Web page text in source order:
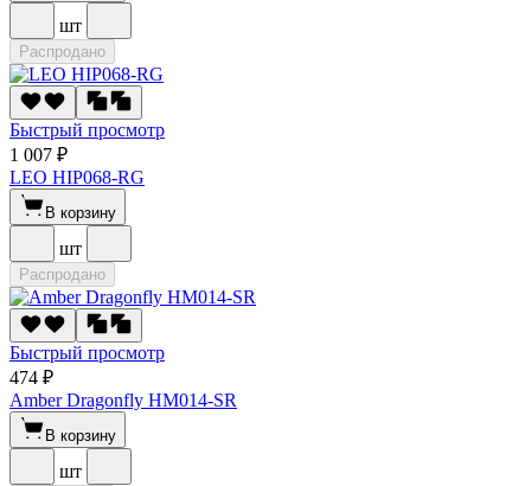
шт
Распродано
Быстрый просмотр
1 007 ₽
LEO HIP068-RG
В корзину
шт
Распродано
Быстрый просмотр
474 ₽
Amber Dragonfly HM014-SR
В корзину
шт